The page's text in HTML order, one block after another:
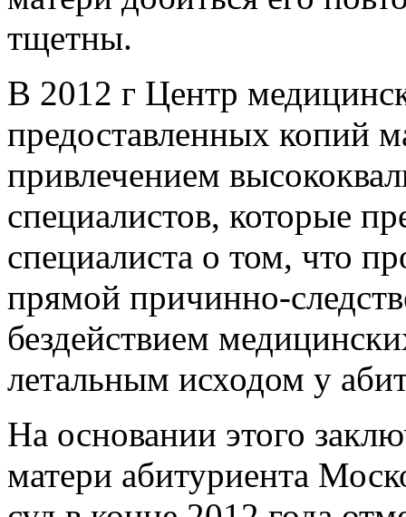
тщетны.
В 2012 г Центр
предоставленных копий
привлечением
специалистов, которые
специалиста о том, что
прямой причинно-
бездействием
летальным исходом у
На основании этого
матери абитуриента